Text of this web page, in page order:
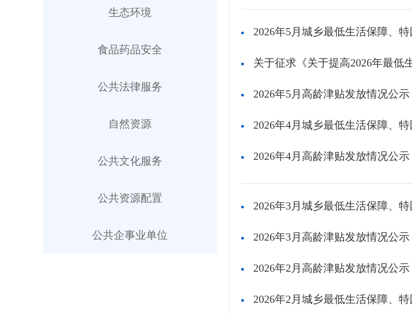
生态环境
食品药品安全
公共法律服务
自然资源
公共文化服务
公共资源配置
公共企事业单位
2026年5月城乡最低生活保障、
2026年5月高龄津贴发放情况公示
2026年4月城乡最低生活保障、
2026年4月高龄津贴发放情况公示
2026年3月城乡最低生活保障、
2026年3月高龄津贴发放情况公示
2026年2月高龄津贴发放情况公示
2026年2月城乡最低生活保障、